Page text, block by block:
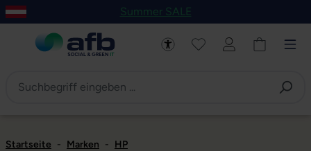
Hauptinhalt springen
Zur Navigation der B2B-Plattform springen
Summer SALE
Startseite - Marken - HP